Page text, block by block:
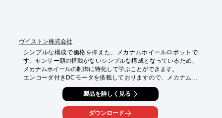
ヴイストン株式会社
シンプルな構成で価格を抑えた、メカナムホイールロボットで
す。センサー類の搭載がないシンプルな構成となっているため、
メカナムホイールの制御に特化して学ぶことができます。
エンコーダ付きDCモータを搭載しておりますので、メカナムホ
イールに欠かせない回転数の制御はもちろん可能です。メカナム
ホイール制御の入門用としてのご活用がお勧めです。
製品を詳しく見る
ダウンロード